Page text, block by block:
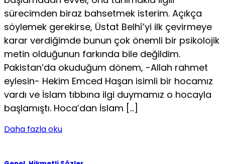
sürecimden biraz bahsetmek isterim. Açıkça
söylemek gerekirse, Üstat Belhî’yi ilk çevirmeye
karar verdiğimde bu­nun çok önemli bir psikolojik
metin olduğunun farkında bile değildim.
Pakistan’da okuduğum dönem, -Allah rahmet
ey­lesin- Hekim Emced Haşan isimli bir hocamız
vardı ve İs­lam tıbbına ilgi duymamız o hocayla
başlamıştı. Hoca’dan İslam […]
Daha fazla oku